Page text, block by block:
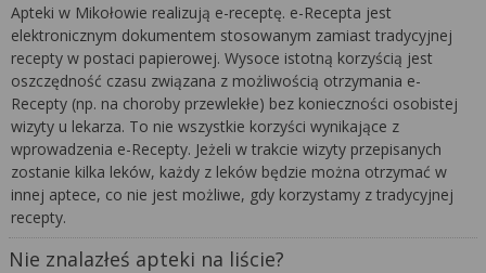
Apteki w Mikołowie realizują e-receptę. e-Recepta jest
elektronicznym dokumentem stosowanym zamiast tradycyjnej
recepty w postaci papierowej. Wysoce istotną korzyścią jest
oszczędność czasu związana z możliwością otrzymania e-
Recepty (np. na choroby przewlekłe) bez konieczności osobistej
wizyty u lekarza. To nie wszystkie korzyści wynikające z
wprowadzenia e-Recepty. Jeżeli w trakcie wizyty przepisanych
zostanie kilka leków, każdy z leków będzie można otrzymać w
innej aptece, co nie jest możliwe, gdy korzystamy z tradycyjnej
recepty.
Nie znalazłeś apteki na liście?